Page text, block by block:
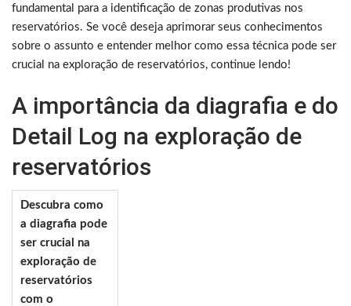
fundamental para a identificação de zonas produtivas nos
reservatórios. Se você deseja aprimorar seus conhecimentos
sobre o assunto e entender melhor como essa técnica pode ser
crucial na exploração de reservatórios, continue lendo!
A importância da diagrafia e do
Detail Log na exploração de
reservatórios
Descubra como
a diagrafia pode
ser crucial na
exploração de
reservatórios
com o